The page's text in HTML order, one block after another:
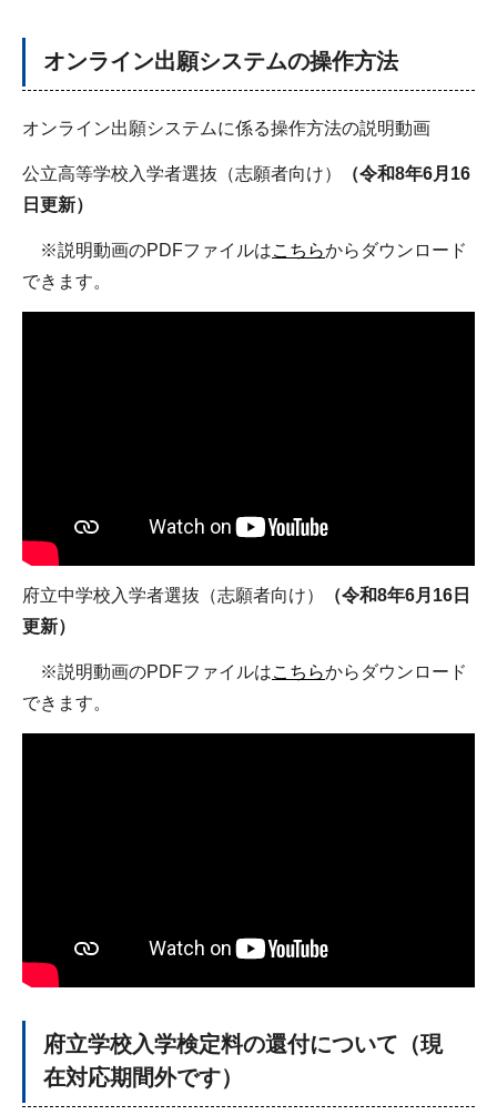
オンライン出願システムの操作方法
オンライン出願システムに係る操作方法の説明動画
公立高等学校入学者選抜（志願者向け）
（令和8年6月16
日更新）
※説明動画のPDFファイルはこちらからダウンロード
できます。
府立中学校入学者選抜（志願者向け）
（令和8年6月16日
更新）
※説明動画のPDFファイルはこちらからダウンロード
できます。
府立学校入学検定料の還付について（現
在対応期間外です）